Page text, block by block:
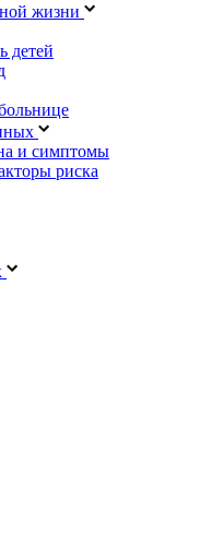
жизни
детей
и симптомы
риска